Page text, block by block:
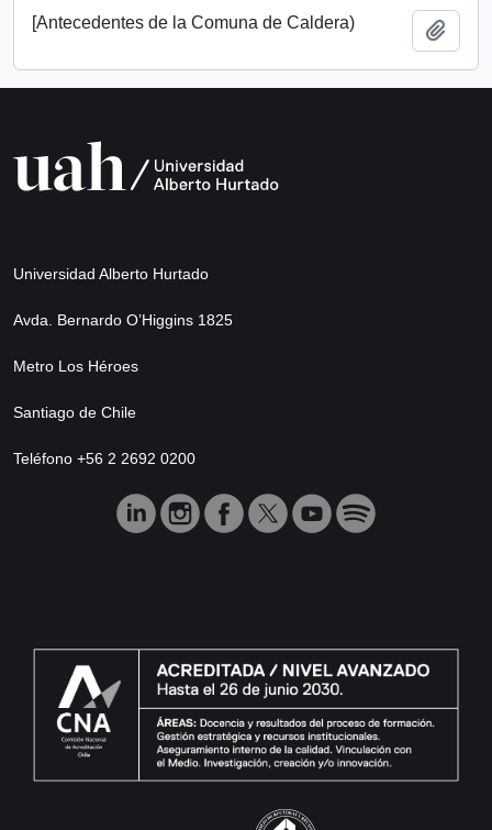
[Antecedentes de la Comuna de Caldera)
Universidad Alberto Hurtado
Avda. Bernardo O’Higgins 1825
Metro Los Héroes
Santiago de Chile
Teléfono +56 2 2692 0200